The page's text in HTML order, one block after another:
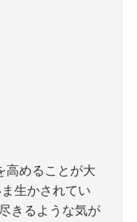
高めることが大
生かされてい
きるような気が